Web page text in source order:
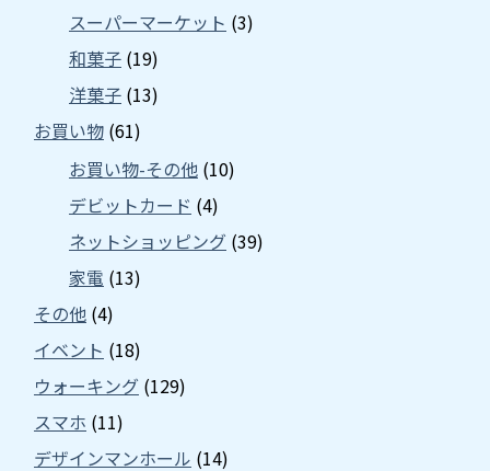
スーパーマーケット (3)
和菓子 (19)
洋菓子 (13)
お買い物 (61)
お買い物-その他 (10)
デビットカード (4)
ネットショッピング (39)
家電 (13)
その他 (4)
イベント (18)
ウォーキング (129)
スマホ (11)
デザインマンホール (14)